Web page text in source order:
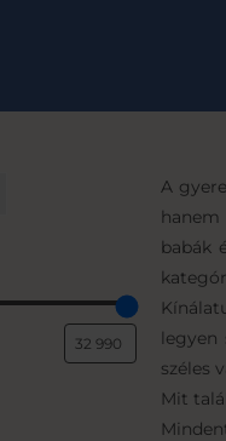
A
babák
legyen
széles
Mit